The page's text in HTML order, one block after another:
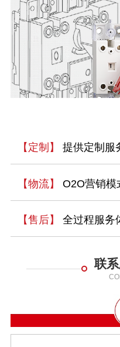
【定制】 提供定制服
【物流】 O2O营销模
【售后】 全过程服务
联